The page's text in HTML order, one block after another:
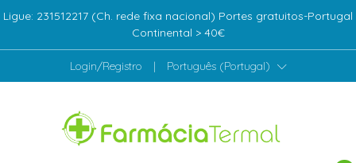
Ligue: 231512217 (Ch. rede fixa nacional) Portes gratuitos-Portugal
Continental > 40€
Login/Registro | Português (Portugal)